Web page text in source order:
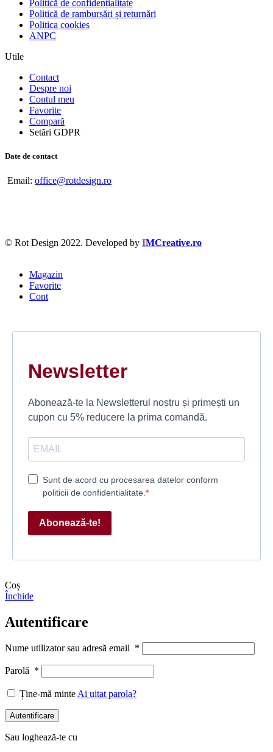
Politică de confidențialitate
Politică de rambursări și returnări
Politica cookies
ANPC
Utile
Contact
Despre noi
Contul meu
Favorite
Compară
Setări GDPR
Date de contact
Email: office@rotdesign.ro
© Rot Design 2022. Developed by IMCreative.ro
Magazin
Favorite
Cont
Newsletter
Abonează-te la Newsletterul nostru și primești un
cupon cu 5% reducere la prima comandă.
Sunt de acord cu procesarea datelor conform
politicii de confidentialitate.
Abonează-te!
Coș
Închide
Autentificare
Nume utilizator sau adresă email *
Parolă *
Ține-mă minteAi uitat parola?
Autentificare
Sau loghează-te cu